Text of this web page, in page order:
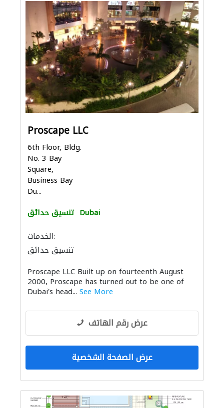
Proscape LLC
6th Floor, Bldg.
No. 3 Bay
Square,
Business Bay
Du...
تنسيق حدائق Dubai
الخدمات:
تنسيق حدائق
Proscape LLC Built up on fourteenth August
2000, Proscape has turned out to be one of
Dubai's head... See More
عرض رقم الهاتف
عرض الصفحة الشخصية